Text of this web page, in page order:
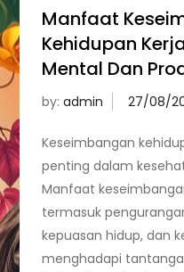
Manfaat
Kehidupan
Mental Dan
by:admin
Keseimbangan
penting dalam
Manfaat
termasuk
kepuasan hidup, dan
menghadapi